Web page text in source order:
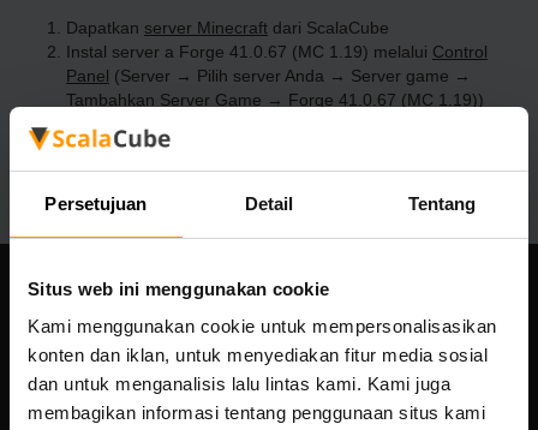
Persetujuan Detail Tentang
Situs web ini menggunakan cookie
Kami menggunakan cookie untuk mempersonalisasikan
konten dan iklan, untuk menyediakan fitur media sosial
dan untuk menganalisis lalu lintas kami. Kami juga
membagikan informasi tentang penggunaan situs kami
Dapatkan server Minecraft dari ScalaCube
Instal server a Forge 41.0.67 (MC 1.19) melalui Control
Panel (Server → Pilih server Anda → Server game →
Tambahkan Server Game → Forge 41.0.67 (MC 1.19))
Selamat bermain di server!
Perusahaan kami
Scalable Hosting Solutions OÜ